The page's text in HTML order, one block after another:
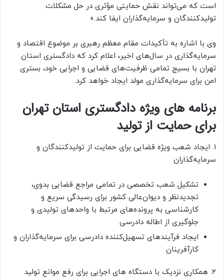
است که می‌تواند نقش حمایتی مؤثری در حل مشکلات
تولیدکنندگان و سرمایه‌گذاران ایفا کند.»
وی با اشاره به تأکیدات مقام معظم رهبری بر موضوع اقتصاد و
سرمایه‌گذاری در سال‌های اخیر، اعلام کرد که دادگستری استان
تهران با بسیج تمامی ظرفیت‌های قضایی و اجرایی خود، بستری
امن برای سرمایه‌گذاری مولد ایجاد خواهد کرد.
برنامه های ویژه دادگستری استان تهران
برای حمایت از تولید
۱. ایجاد شعب ویژه قضایی برای حمایت از تولیدکنندگان و
سرمایه‌گذاران
تشکیل شعب تخصصی در تمامی مراجع قضایی بدوی،
تجدیدنظر و دیوان‌عالی کشور برای رسیدگی سریع و
کارشناسی به پرونده‌های مرتبط با واحدهای تولیدی و
جلوگیری از اطاله دادرسی
ایجاد فرآیندهای تسهیل‌کننده دادرسی برای سرمایه‌گذاران و
کارآفرینان
۲. همکاری نزدیک با دستگاه های اجرایی برای رفع موانع تولید